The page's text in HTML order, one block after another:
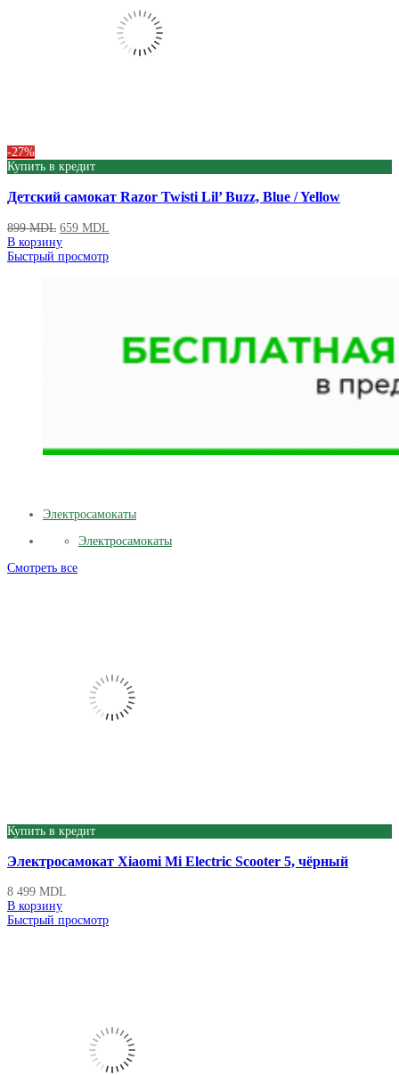
-27%
Купить в кредит
Детский самокат Razor Twisti Lil’ Buzz, Blue / Yellow
899MDL 659 MDL
В корзину
Быстрый просмотр
Электросамокаты
Электросамокаты
Смотреть все
Купить в кредит
Электросамокат Xiaomi Mi Electric Scooter 5, чёрный
8 499 MDL
В корзину
Быстрый просмотр